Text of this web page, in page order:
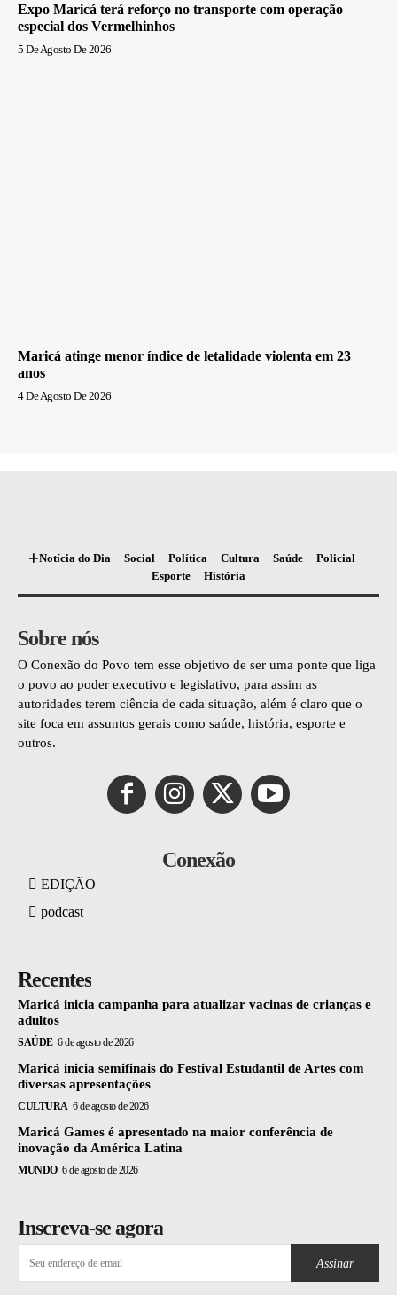
Expo Maricá terá reforço no transporte com operação
especial dos Vermelhinhos
5 De Agosto De 2026
Maricá atinge menor índice de letalidade violenta em 23
anos
4 De Agosto De 2026
Notícia do Dia Social Política Cultura Saúde
Policial
Esporte
História
Sobre nós
O Conexão do Povo tem esse objetivo de ser uma ponte que liga
o povo ao poder executivo e legislativo, para assim as
autoridades terem ciência de cada situação, além é claro que o
site foca em assuntos gerais como saúde, história, esporte e
outros.
Conexão
EDIÇÃO
podcast
Recentes
Maricá inicia campanha para atualizar vacinas de crianças e
adultos
SAÚDE 6 de agosto de 2026
Maricá inicia semifinais do Festival Estudantil de Artes com
diversas apresentações
CULTURA 6 de agosto de 2026
Maricá Games é apresentado na maior conferência de
inovação da América Latina
MUNDO 6 de agosto de 2026
Inscreva-se agora
Assinar